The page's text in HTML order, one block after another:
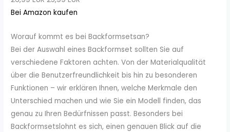
Bei Amazon kaufen
Worauf kommt es bei Backformsetsan?
Bei der Auswahl eines Backformset sollten Sie auf
verschiedene Faktoren achten. Von der Materialqualität
über die Benutzerfreundlichkeit bis hin zu besonderen
Funktionen – wir erklären Ihnen, welche Merkmale den
Unterschied machen und wie Sie ein Modell finden, das
genau zu Ihren Bedürfnissen passt. Besonders bei
Backformsetslohnt es sich, einen genauen Blick auf die